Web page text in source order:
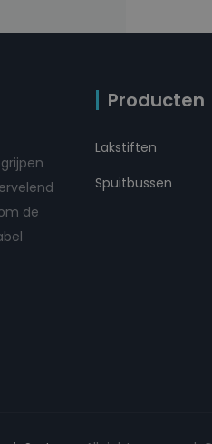
de
Producten
Lakstiften
Spuitbussen